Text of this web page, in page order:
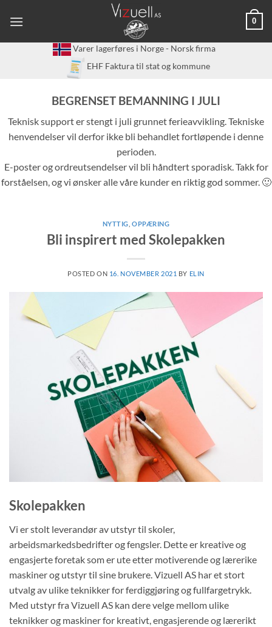
0
Varer lagerføres i Norge - Norsk firma
EHF Faktura til stat og kommune
BEGRENSET BEMANNING I JULI
Teknisk support er stengt i juli grunnet ferieavvikling. Tekniske
henvendelser vil derfor ikke bli behandlet fortløpende i denne
perioden.
E-poster og ordreutsendelser vil bli håndtert sporadisk. Takk for
forståelsen, og vi ønsker alle våre kunder en riktig god sommer. 🙂
NYTTIG OPPÆRING
Bli inspirert med Skolepakken
POSTED ON 16. NOVEMBER 2021 BY ELIN
Skolepakken
Vi er stolt leverandør av utstyr til skoler,
arbeidsmarkedsbedrifter og fengsler. Dette er kreative og
engasjerte foretak som er ute etter motiverende og lærerike
maskiner og utstyr til sine brukere. Vizuell AS har et stort
utvalg av ulike teknikker for ferdiggjøring og fullfargetrykk.
Med utstyr fra Vizuell AS kan dere velge mellom ulike
teknikker og maskiner for kreativt, engasjerende og lærerikt